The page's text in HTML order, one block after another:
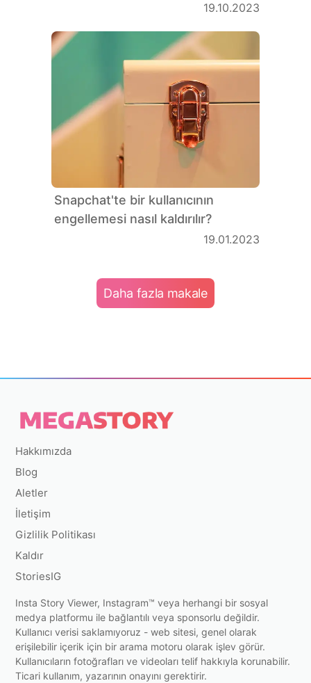
19.10.2023
Snapchat'te bir kullanıcının
engellemesi nasıl kaldırılır?
19.01.2023
Daha fazla makale
Hakkımızda
Blog
Aletler
İletişim
Gizlilik Politikası
Kaldır
StoriesIG
Insta Story Viewer, Instagram™ veya herhangi bir sosyal
medya platformu ile bağlantılı veya sponsorlu değildir.
Kullanıcı verisi saklamıyoruz - web sitesi, genel olarak
erişilebilir içerik için bir arama motoru olarak işlev görür.
Kullanıcıların fotoğrafları ve videoları telif hakkıyla korunabilir.
Ticari kullanım, yazarının onayını gerektirir.